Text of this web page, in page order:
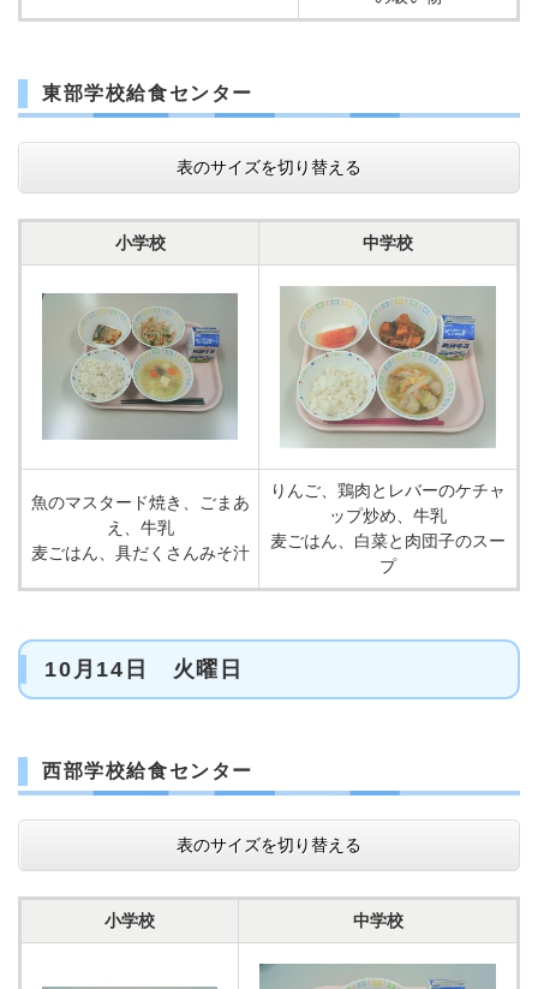
東部学校給食センター
表のサイズを切り替える
小学校 中学校
魚のマスタード焼き、ごまあ
え、牛乳
麦ごはん、具だくさんみそ汁
りんご、鶏肉とレバーのケチャ
ップ炒め、牛乳
麦ごはん、白菜と肉団子のスー
プ
10月14日 火曜日
西部学校給食センター
表のサイズを切り替える
小学校 中学校